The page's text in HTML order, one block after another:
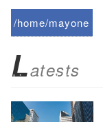
/home/mayone
biz.jp/public_ht
ml/wp-
Latests